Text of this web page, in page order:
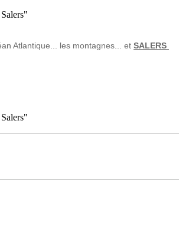
Atlantique... les montagnes... et SALERS